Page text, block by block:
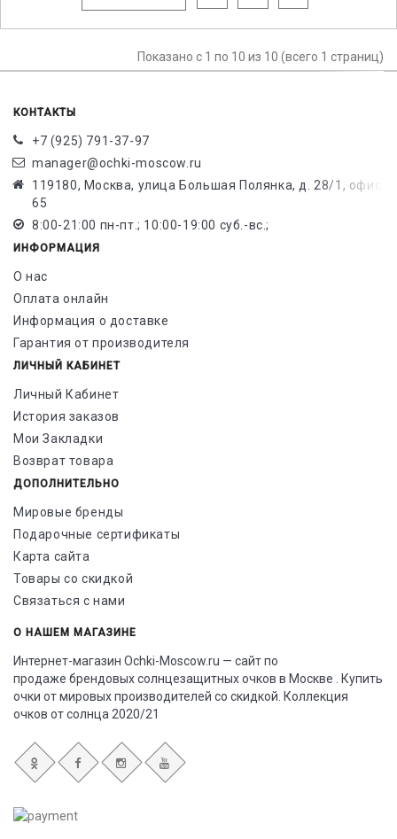
Показано с 1 по 10 из 10 (всего 1 страниц)
КОНТАКТЫ
+7 (925) 791-37-97
manager@ochki-moscow.ru
119180, Москва, улица Большая Полянка, д. 28/1, офис
65
8:00-21:00 пн-пт.; 10:00-19:00 суб.-вс.;
ИНФОРМАЦИЯ
О нас
Оплата онлайн
Информация о доставке
Гарантия от производителя
ЛИЧНЫЙ КАБИНЕТ
Личный Кабинет
История заказов
Мои Закладки
Возврат товара
ДОПОЛНИТЕЛЬНО
Мировые бренды
Подарочные сертификаты
Карта сайта
Товары со скидкой
Связаться с нами
О НАШЕМ МАГАЗИНЕ
Интернет-магазин Ochki-Moscow.ru — сайт по
продаже брендовых солнцезащитных очков в Москве . Купить
очки от мировых производителей со скидкой. Коллекция
очков от солнца 2020/21